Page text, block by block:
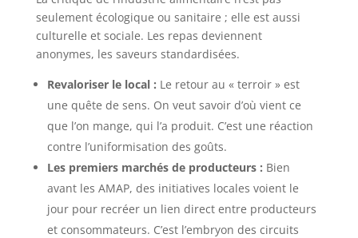
seulement écologique ou sanitaire ; elle est aussi
culturelle et sociale. Les repas deviennent
anonymes, les saveurs standardisées.
Revaloriser le local : Le retour au « terroir » est
une quête de sens. On veut savoir d’où vient ce
que l’on mange, qui l’a produit. C’est une réaction
contre l’uniformisation des goûts.
Les premiers marchés de producteurs : Bien
avant les AMAP, des initiatives locales voient le
jour pour recréer un lien direct entre producteurs
et consommateurs. C’est l’embryon des circuits